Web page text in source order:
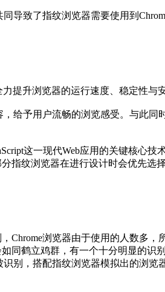
致了指纹浏览器需要使用到
提升浏览器的运行速度、稳定性与安
给予用户流畅的浏览感受。与此同
这一现代Web应用的关键核心技
指纹浏览器在进行设计时会优先选择
浏览器由于使用的人数多，
同鹤立鸡群，有一个十分明显的识
别，搭配指纹浏览器模拟出的浏览